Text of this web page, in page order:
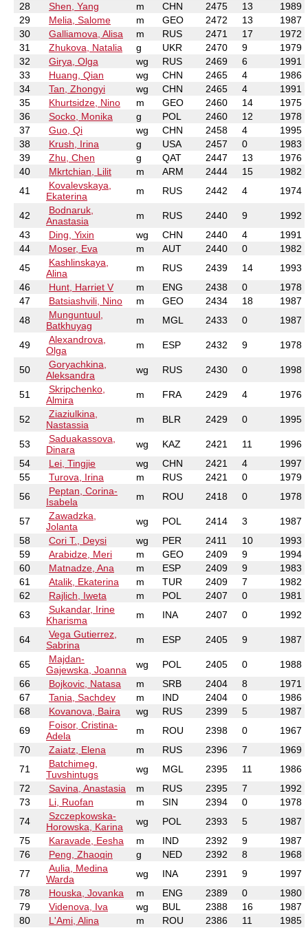
28
Shen, Yang m CHN 2475 13
1989
29
Melia, Salome m GEO 2472 13
1987
30
Galliamova, Alisa m RUS 2471 17
1972
31
Zhukova, Natalia g UKR 2470 9
1979
32
Girya, Olga wg RUS 2469 6
1991
33
Huang, Qian wg CHN 2465 4
1986
34
Tan, Zhongyi wg CHN 2465 4
1991
35
Khurtsidze, Nino m GEO 2460 14
1975
36
Socko, Monika g POL 2460 12
1978
37
Guo, Qi wg CHN 2458 4
1995
38
Krush, Irina g USA 2457 0
1983
39
Zhu, Chen g QAT 2447 13
1976
40
Mkrtchian, Lilit m ARM 2444 15
1982
41
Kovalevskaya,
Ekaterina
m RUS 2442 4 1974
42
Bodnaruk,
Anastasia
m RUS 2440 9
1992
43
Ding, Yixin wg CHN 2440 4
1991
44
Moser, Eva m AUT 2440 0
1982
45
Kashlinskaya,
Alina
m RUS 2439 14
1993
46
Hunt, Harriet V m ENG 2438 0
1978
47
Batsiashvili, Nino m GEO 2434 18
1987
48
Munguntuul,
Batkhuyag
m MGL 2433 0 1987
49
Alexandrova,
Olga
m ESP 2432 9 1978
50
Goryachkina,
Aleksandra
wg RUS 2430 0 1998
51
Skripchenko,
Almira
m FRA 2429 4 1976
52
Ziaziulkina,
Nastassia
m BLR 2429 0 1995
53
Saduakassova,
Dinara
wg KAZ 2421 11
1996
54
Lei, Tingjie wg CHN 2421 4
1997
55
Turova, Irina m RUS 2421 0
1979
56
Peptan, Corina-
Isabela
m ROU 2418 0 1978
57
Zawadzka,
Jolanta
wg POL 2414 3
1987
58
Cori T., Deysi wg PER 2411 10
1993
59
Arabidze, Meri m GEO 2409 9
1994
60
Matnadze, Ana m ESP 2409 9
1983
61
Atalik, Ekaterina m TUR 2409 7
1982
62
Rajlich, Iweta m POL 2407 0
1981
63
Sukandar, Irine
Kharisma
m INA 2407 0 1992
64
Vega Gutierrez,
Sabrina
m ESP 2405 9 1987
65
Majdan-
Gajewska, Joanna
wg POL 2405 0
1988
66
Bojkovic, Natasa m SRB 2404 8
1971
67
Tania, Sachdev m IND 2404 0
1986
68
Kovanova, Baira wg RUS 2399 5
1987
69
Foisor, Cristina-
Adela
m ROU 2398 0
1967
70
Zaiatz, Elena m RUS 2396 7
1969
71
Batchimeg,
Tuvshintugs
wg MGL 2395 11
1986
72
Savina, Anastasia m RUS 2395 7
1992
73
Li, Ruofan m SIN 2394 0
1978
74
Szczepkowska-
Horowska, Karina
wg POL 2393 5
1987
75
Karavade, Eesha m IND 2392 9
1987
76
Peng, Zhaoqin g NED 2392 8
1968
77
Aulia, Medina
Warda
wg INA 2391 9
1997
78
Houska, Jovanka m ENG 2389 0
1980
79
Videnova, Iva wg BUL 2388 16
1987
80
L'Ami, Alina m ROU 2386 11
1985